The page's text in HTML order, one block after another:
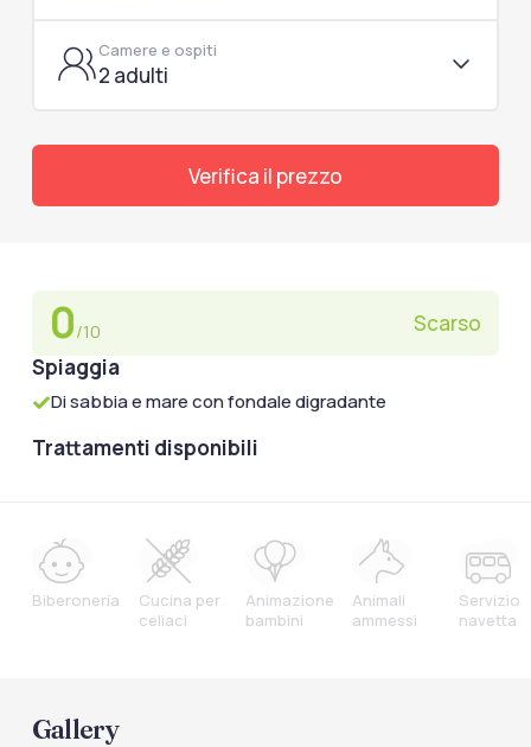
Camere e ospiti
2 adulti
Verifica il prezzo
0/10
Scarso
Spiaggia
Di sabbia e mare con fondale digradante
Trattamenti disponibili
Biberoneria
Cucina per
celiaci
Animazione
bambini
Animali
ammessi
Servizio
navetta
Gallery